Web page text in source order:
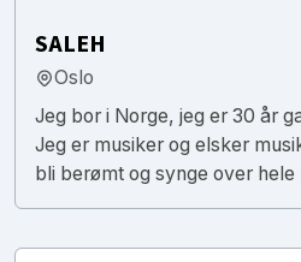
SALEH
Oslo
Jeg bor i Norge, jeg er 30 år
Jeg er musiker og elsker
bli berømt og synge over hele